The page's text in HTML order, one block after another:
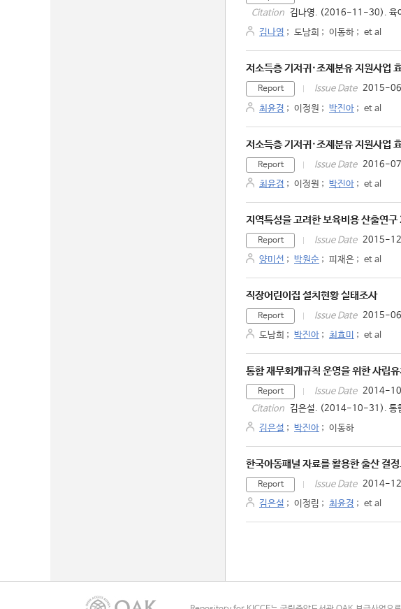
Citation 김나영. (2016-11-30). 육아
김나영 ; 도남희 ; 이동하 ; et al
저소득층 기저귀·조제분유 지원사업
Report Issue Date 2015-
최윤경 ; 이정원 ; 박진아 ; et al
저소득층 기저귀·조제분유 지원사업
Report Issue Date 2016-
최윤경 ; 이정원 ; 박진아 ; et al
지역특성을 고려한 보육비용 산출연
Report Issue Date 2015-
양미선 ; 박원순 ; 피재은 ; et al
직장어린이집 설치현황 실태조사
Report Issue Date 2015-
도남희 ; 박진아 ; 최효미 ; et al
통합 재무회계규칙 운영을 위한 사립
Report Issue Date 2014-
Citation 김은설. (2014-10-31). 통합
김은설 ; 박진아 ; 이동하
한국아동패널 자료를 활용한 출산 결
Report Issue Date 2014-
김은설 ; 이정림 ; 최윤경 ; et al